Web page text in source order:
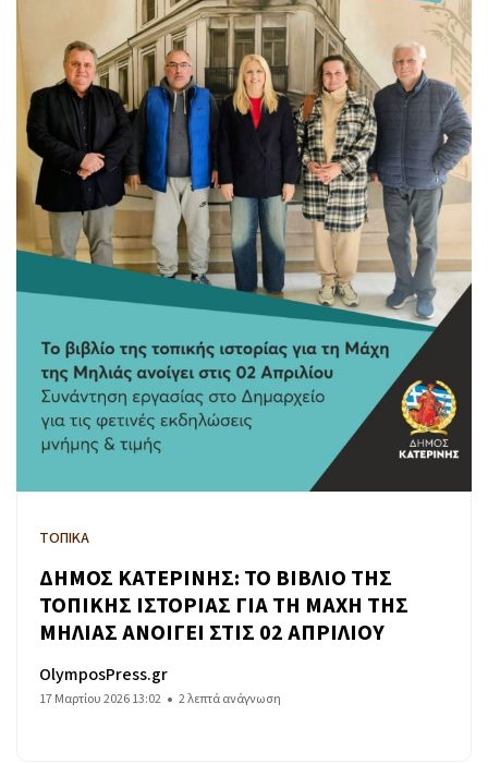
ΤΟΠΙΚΑ
ΔΗΜΟΣ ΚΑΤΕΡΙΝΗΣ: ΤΟ ΒΙΒΛΙΟ ΤΗΣ
ΤΟΠΙΚΗΣ ΙΣΤΟΡΙΑΣ ΓΙΑ ΤΗ ΜΑΧΗ ΤΗΣ
ΜΗΛΙΑΣ ΑΝΟΙΓΕΙ ΣΤΙΣ 02 ΑΠΡΙΛΙΟΥ
OlymposPress.gr
17 Μαρτίου 2026 13:02 2 λεπτά ανάγνωση